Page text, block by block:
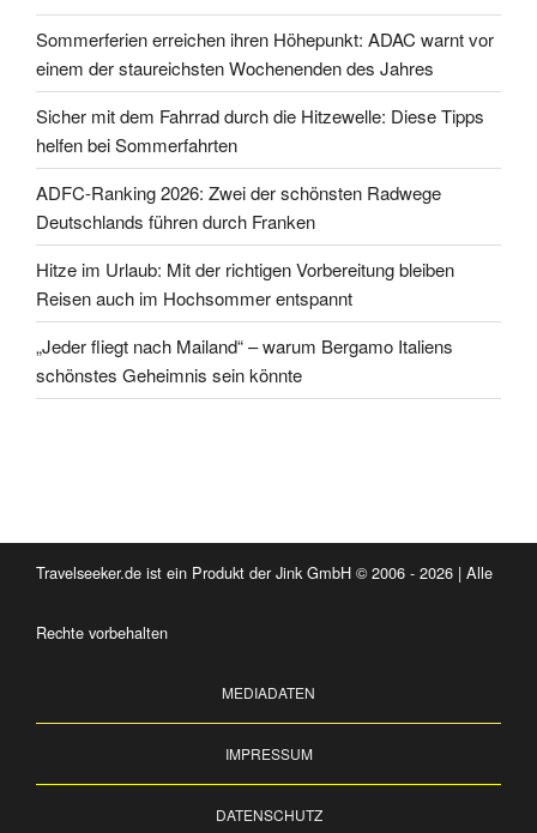
Sommerferien erreichen ihren Höhepunkt: ADAC warnt vor
einem der staureichsten Wochenenden des Jahres
Sicher mit dem Fahrrad durch die Hitzewelle: Diese Tipps
helfen bei Sommerfahrten
ADFC-Ranking 2026: Zwei der schönsten Radwege
Deutschlands führen durch Franken
Hitze im Urlaub: Mit der richtigen Vorbereitung bleiben
Reisen auch im Hochsommer entspannt
„Jeder fliegt nach Mailand“ – warum Bergamo Italiens
schönstes Geheimnis sein könnte
Travelseeker.de ist ein Produkt der Jink GmbH © 2006 - 2026 | Alle
Rechte vorbehalten
MEDIADATEN
IMPRESSUM
DATENSCHUTZ